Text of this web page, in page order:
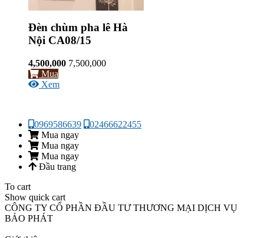
Đèn chùm pha lê Hà
Nội CA08/15
4,500,000 7,500,000
Mua
Xem
0969586639
02466622455
Mua ngay
Mua ngay
Mua ngay
Đầu trang
To cart
Show quick cart
CÔNG TY CỔ PHẦN ĐẦU TƯ THƯƠNG MẠI DỊCH VỤ
BẢO PHÁT